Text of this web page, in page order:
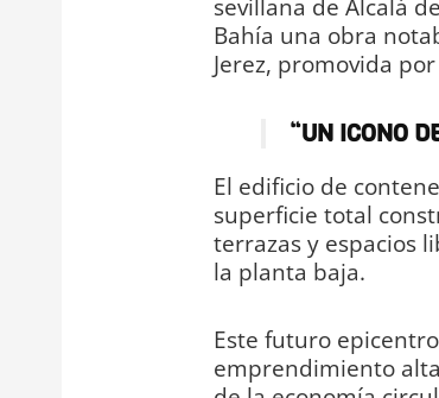
sevillana de Alcalá
Bahía una obra
Jerez, promovida
“UN ICONO
El edificio de
superficie total
terrazas y espacios
la planta baja.
Este futuro
emprendimiento